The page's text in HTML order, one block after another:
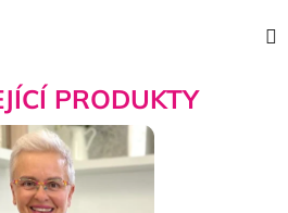
PRODUKTY